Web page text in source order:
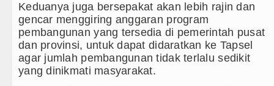
Keduanya juga bersepakat akan lebih rajin dan
gencar menggiring anggaran program
pembangunan yang tersedia di pemerintah pusat
dan provinsi, untuk dapat didaratkan ke Tapsel
agar jumlah pembangunan tidak terlalu sedikit
yang dinikmati masyarakat.